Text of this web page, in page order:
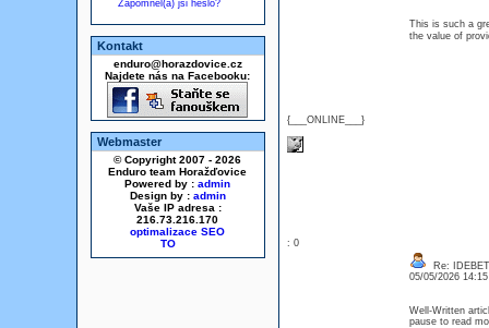
Zapomněl(a) jsi heslo?
Kontakt
enduro@horazdovice.cz
Najdete nás na Facebooku:
Webmaster
© Copyright 2007 - 2026
Enduro team Horažďovice
Powered by : admin
Design by : admin
Vaše IP adresa :
216.73.216.170
optimalizace SEO
{___ONLINE___}
This is such a
the value of
: 0
Re: IDEBET
05/05/2026
Well-Written
pause to read